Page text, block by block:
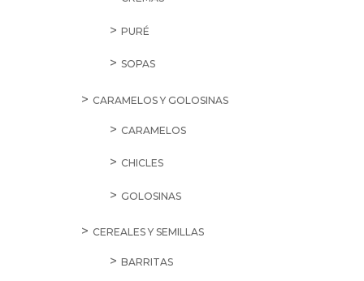
PURÉ
SOPAS
CARAMELOS Y GOLOSINAS
CARAMELOS
CHICLES
GOLOSINAS
CEREALES Y SEMILLAS
BARRITAS